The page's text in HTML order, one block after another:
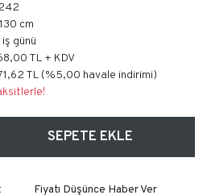
cm
iş günü
TL + KDV
TL (%5,00 havale indirimi)
SEPETE EKLE
Fiyatı Düşünce Haber Ver